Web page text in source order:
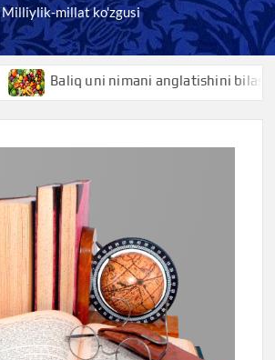
Milliylik-millat ko'zgusi
Baliq uni nimani anglatishini bilasizmi